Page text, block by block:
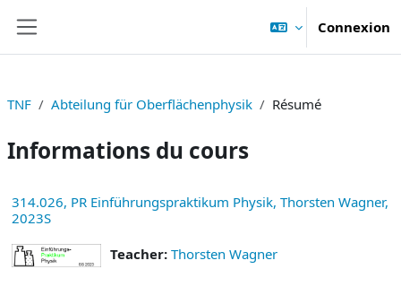
Connexion
TNF Abteilung für Oberflächenphysik Résumé
Informations du cours
314.026, PR Einführungspraktikum Physik, Thorsten Wagner,
2023S
Teacher: Thorsten Wagner